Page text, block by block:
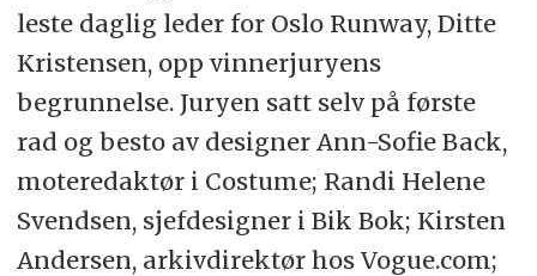
leste daglig leder for Oslo Runway, Ditte
Kristensen, opp vinnerjuryens
begrunnelse. Juryen satt selv på første
rad og besto av designer Ann-Sofie Back,
moteredaktør i Costume; Randi Helene
Svendsen, sjefdesigner i Bik Bok; Kirsten
Andersen, arkivdirektør hos Vogue.com;